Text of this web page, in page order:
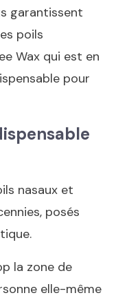
garantissent
poils
Wax qui est en
pour
nasaux et
posés
la zone de
elle-même